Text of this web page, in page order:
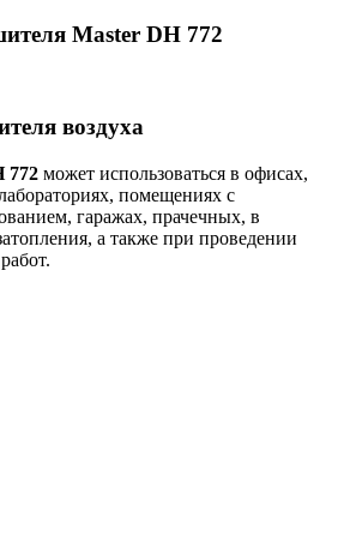
Master DH 772
воздуха
772 может использоваться в офисах,
помещениях с
гаражах, прачечных, в
а также при проведении